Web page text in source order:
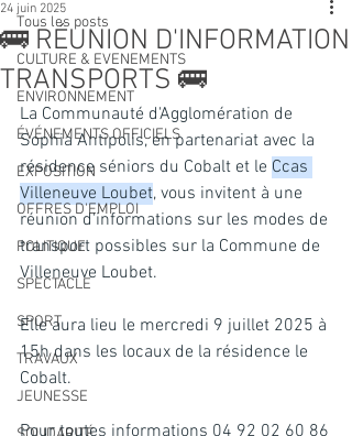
Tous les posts
CULTURE & EVENEMENTS
ENVIRONNEMENT
ÉVÉNEMENTS OFFICIELS
EXPOSITION
OFFRES D'EMPLOI
POLITIQUE
SPECTACLE
SPORT
TRAVAUX
JEUNESSE
🚌 RÉUNION D'INFORMATION
TRANSPORTS 🚌
24 juin 2025
La Communauté d'Agglomération de
Sophia Antipolis, en partenariat avec la
résidence séniors du Cobalt et le Ccas
Villeneuve Loubet, vous invitent à une
réunion d'informations sur les modes de
transport possibles sur la Commune de
Villeneuve Loubet.
Elle aura lieu le mercredi 9 juillet 2025 à
15h dans les locaux de la résidence le
Cobalt.
Pour toutes informations 04 92 02 60 86